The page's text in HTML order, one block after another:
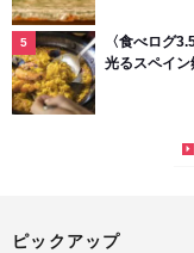
〈食べログ
光るスペイン
ピックアップ